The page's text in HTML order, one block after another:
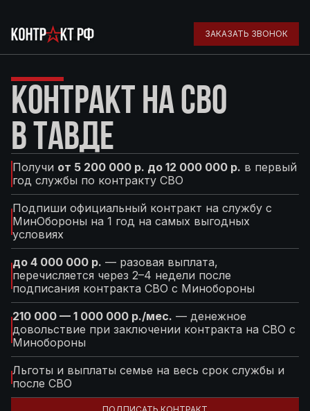
ЗАКАЗАТЬ ЗВОНОК
КОНТРАКТ НА СВО
В ТАВДЕ
Получи от 5 200 000 р. до 12 000 000 р. в первый
год службы по контракту СВО
Подпиши официальный контракт на службу с
МинОбороны на 1 год на самых выгодных
условиях
до 4 000 000 р. — разовая выплата,
перечисляется через 2–4 недели после
подписания контракта СВО с Минобороны
210 000 — 1 000 000 р./мес. — денежное
довольствие при заключении контракта на СВО с
Минобороны
Льготы и выплаты семье на весь срок службы и
после СВО